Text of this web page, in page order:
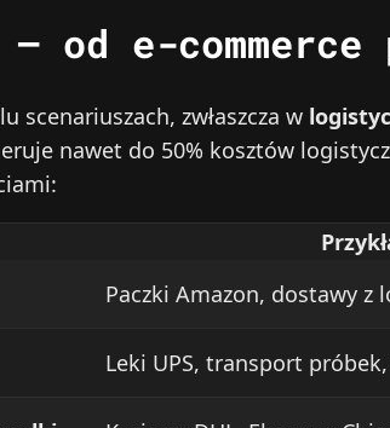
– od e-
scenariuszach, zwłaszcza w
nawet do 50% kosztów
Paczki Amazon, dostawy z
Leki UPS, transport